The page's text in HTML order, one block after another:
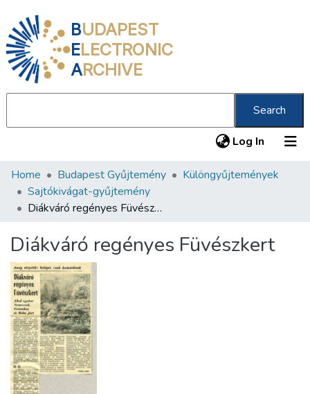
BUDAPEST
ELECTRONIC
ARCHIVE
Search
Log In (current)
Communities & Collections
All of DSpace
About us
Home Budapest Gyűjtemény
Különgyűjtemények
Sajtókivágat-gyűjtemény
Diákváró regényes Füvészkert
Diákváró regényes Füvészkert